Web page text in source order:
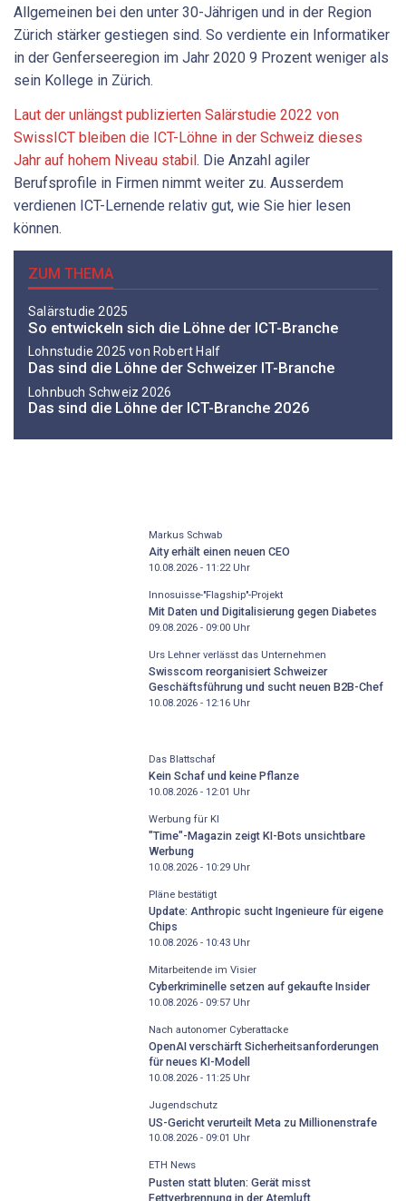
Allgemeinen bei den unter 30-Jährigen und in der Region
Zürich stärker gestiegen sind. So verdiente ein Informatiker
in der Genferseeregion im Jahr 2020 9 Prozent weniger als
sein Kollege in Zürich.
Laut der unlängst publizierten Salärstudie 2022 von
SwissICT bleiben die ICT-Löhne in der Schweiz dieses
Jahr auf hohem Niveau stabil. Die Anzahl agiler
Berufsprofile in Firmen nimmt weiter zu. Ausserdem
verdienen ICT-Lernende relativ gut, wie Sie hier lesen
können.
ZUM THEMA
Salärstudie 2025
So entwickeln sich die Löhne der ICT-Branche
Lohnstudie 2025 von Robert Half
Das sind die Löhne der Schweizer IT-Branche
Lohnbuch Schweiz 2026
Das sind die Löhne der ICT-Branche 2026
Markus Schwab
Aity erhält einen neuen CEO
10.08.2026 - 11:22Uhr
Innosuisse-"Flagship"-Projekt
Mit Daten und Digitalisierung gegen Diabetes
09.08.2026 - 09:00Uhr
Urs Lehner verlässt das Unternehmen
Swisscom reorganisiert Schweizer
Geschäftsführung und sucht neuen B2B-Chef
10.08.2026 - 12:16Uhr
Das Blattschaf
Kein Schaf und keine Pflanze
10.08.2026 - 12:01 Uhr
Werbung für KI
"Time"-Magazin zeigt KI-Bots unsichtbare
Werbung
10.08.2026 - 10:29Uhr
Pläne bestätigt
Update: Anthropic sucht Ingenieure für eigene
Chips
10.08.2026 - 10:43Uhr
Mitarbeitende im Visier
Cyberkriminelle setzen auf gekaufte Insider
10.08.2026 - 09:57Uhr
Nach autonomer Cyberattacke
OpenAI verschärft Sicherheitsanforderungen
für neues KI-Modell
10.08.2026 - 11:25Uhr
Jugendschutz
US-Gericht verurteilt Meta zu Millionenstrafe
10.08.2026 - 09:01 Uhr
ETH News
Pusten statt bluten: Gerät misst
Fettverbrennung in der Atemluft